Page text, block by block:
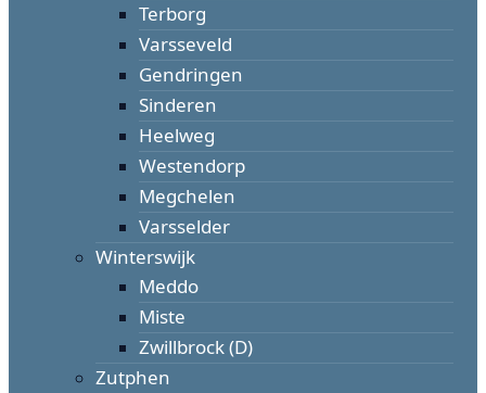
Terborg
Varsseveld
Gendringen
Sinderen
Heelweg
Westendorp
Megchelen
Varsselder
Winterswijk
Meddo
Miste
Zwillbrock (D)
Zutphen